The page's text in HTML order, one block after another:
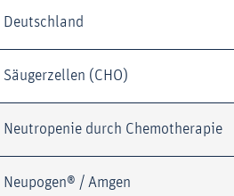
Deutschland
Säugerzellen (CHO)
Neutropenie durch Chemotherapie
Neupogen® / Amgen